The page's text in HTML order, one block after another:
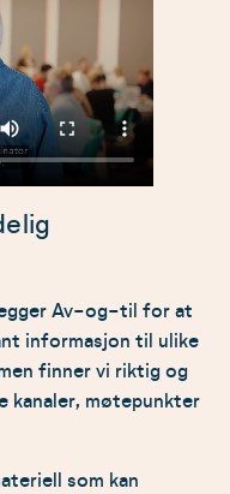
Av-og-til for at
informasjon til ulike
finner vi riktig og
kanaler, møtepunkter
som kan